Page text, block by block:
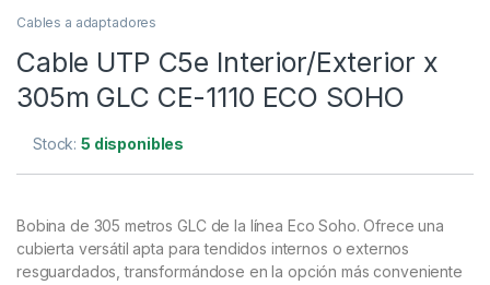
Cables a adaptadores
Cable UTP C5e Interior/Exterior x
305m GLC CE-1110 ECO SOHO
Stock:5 disponibles
Bobina de 305 metros GLC de la línea Eco Soho. Ofrece una
cubierta versátil apta para tendidos internos o externos
resguardados, transformándose en la opción más conveniente